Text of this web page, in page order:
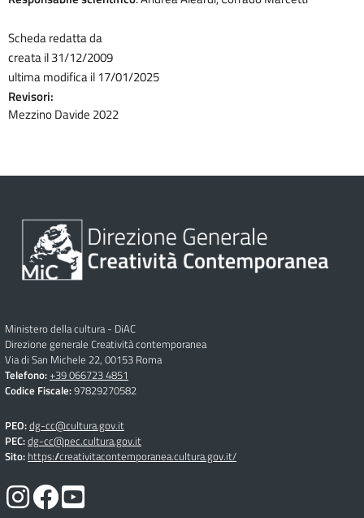
Scheda redatta da
creata il 31/12/2009
ultima modifica il 17/01/2025
Revisori:
Mezzino Davide 2022
Ministero della cultura - DiAC
Direzione generale Creatività contemporanea
Via di San Michele 22, 00153 Roma
Telefono:+39 066723 4851
Codice Fiscale:97829270582
PEO:dg-cc@cultura.gov.it
PEC:dg-cc@pec.cultura.gov.it
Sito: https://creativitacontemporanea.cultura.gov.it/